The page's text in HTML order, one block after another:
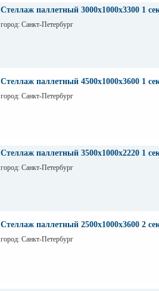
Стеллаж паллетный 3000х1000х3300 1
город: Санкт-Петербург
Стеллаж паллетный 4500х1000х3600 1
город: Санкт-Петербург
Стеллаж паллетный 3500х1000х2220 1
город: Санкт-Петербург
Стеллаж паллетный 2500х1000х3600 2
город: Санкт-Петербург